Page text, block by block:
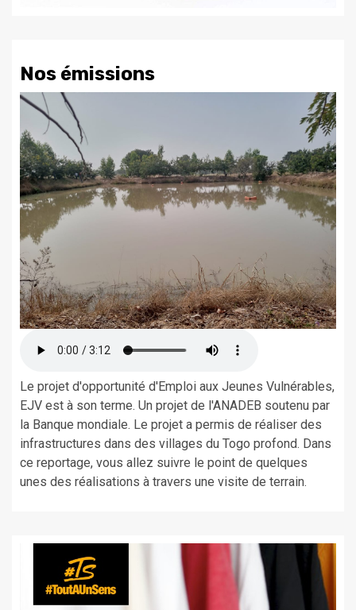
Nos émissions
Le projet d'opportunité d'Emploi aux Jeunes Vulnérables,
EJV est à son terme. Un projet de l'ANADEB soutenu par
la Banque mondiale. Le projet a permis de réaliser des
infrastructures dans des villages du Togo profond. Dans
ce reportage, vous allez suivre le point de quelques
unes des réalisations à travers une visite de terrain.